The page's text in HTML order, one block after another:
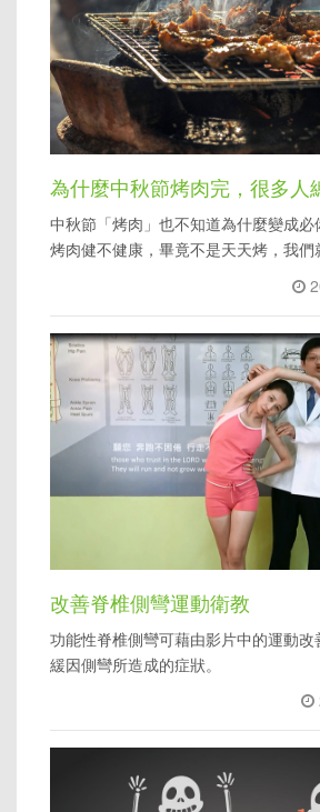
為什麼中秋節烤肉完，很多人
中秋節「烤肉」也不知道為什麼變成
烤肉健不健康，畢竟不是天天烤，我
改善脊椎側彎運動衛教
功能性脊椎側彎可藉由影片中的運動
緩因側彎所造成的症狀。